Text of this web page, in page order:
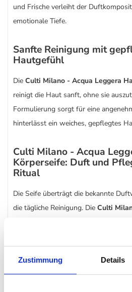
Zustimmung Details
und Frische verleiht der
emotionale Tiefe.
Sanfte Reinigung mit
Hautgefühl
Die Culti Milano - Acqua Leggera
reinigt die Haut sanft, ohne sie
Formulierung sorgt für eine
hinterlässt ein weiches, gepflegtes
Culti Milano - Acqua
Körperseife: Duft und
Ritual
Die Seife überträgt die bekannte
die tägliche Reinigung. Die Culti
Handwaschmoment ein bewusstes
Erhältlich in